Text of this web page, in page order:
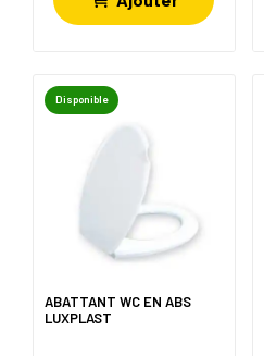
Disponible
ABATTANT WC EN ABS
LUXPLAST